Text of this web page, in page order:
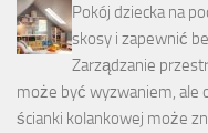
Pokój dziecka na
skosy i zapewnić
Zarządzanie
może być wyzwaniem, ale
ścianki kolankowej może